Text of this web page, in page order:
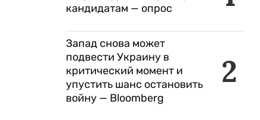
кандидатам — опрос
2
Запад снова может
подвести Украину в
критический момент и
упустить шанс остановить
войну — Bloomberg